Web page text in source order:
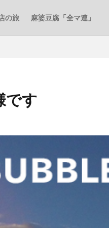
の旅 麻婆豆腐「全マ連」
です